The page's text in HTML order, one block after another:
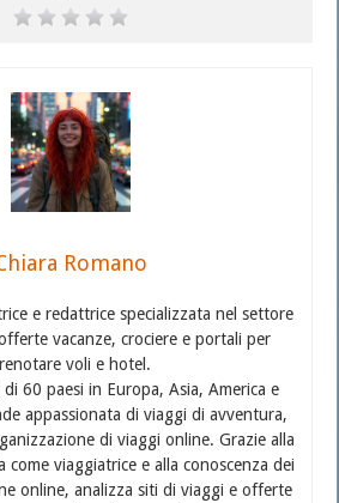
Romano
e redattrice specializzata nel settore
vacanze, crociere e portali per
voli e hotel.
60 paesi in Europa, Asia, America e
appassionata di viaggi di avventura,
di viaggi online. Grazie alla
come viaggiatrice e alla conoscenza dei
online, analizza siti di viaggi e offerte